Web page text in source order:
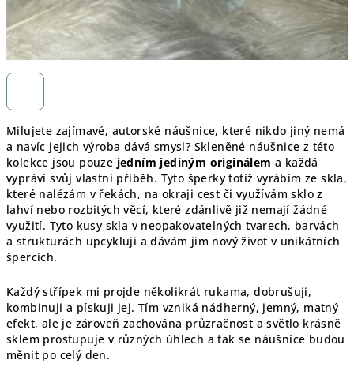
Milujete zajímavé, autorské náušnice, které nikdo jiný nemá
a navíc jejich výroba dává smysl? Skleněné náušnice z této
kolekce jsou pouze jedním jediným originálem a každá
vypráví svůj vlastní příběh. Tyto šperky totiž vyrábím ze skla,
které nalézám v řekách, na okraji cest či využívám sklo z
lahví nebo rozbitých věcí, které zdánlivě již nemají žádné
využití. Tyto kusy skla v neopakovatelných tvarech, barvách
a strukturách upcykluji a dávám jim nový život v unikátních
špercích.
Každý střípek mi projde několikrát rukama, dobrušuji,
kombinuji a pískuji jej. Tím vzniká nádherný, jemný, matný
efekt, ale je zároveň zachována průzračnost a světlo krásně
sklem prostupuje v různých úhlech a tak se náušnice budou
měnit po celý den.